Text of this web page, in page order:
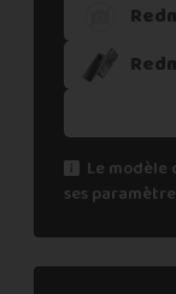
Le modèle
ses